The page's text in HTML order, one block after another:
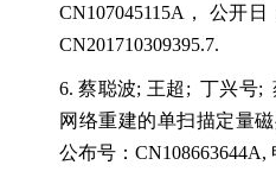
CN107045115A ， 公开日
CN201710309395.7.
6.蔡聪波; 王超 ; 丁兴号;
网络重建的单扫描定量
公布号： CN108663644A,